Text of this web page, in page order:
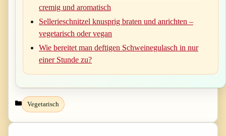
cremig und aromatisch
Sellerieschnitzel knusprig braten und anrichten –
vegetarisch oder vegan
Wie bereitet man deftigen Schweinegulasch in nur
einer Stunde zu?
Kategorien
Vegetarisch